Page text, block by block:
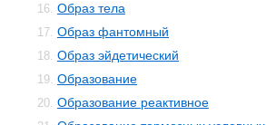
16. Образ тела
17. Образ фантомный
18. Образ эйдетический
19. Образование
20. Образование реактивное